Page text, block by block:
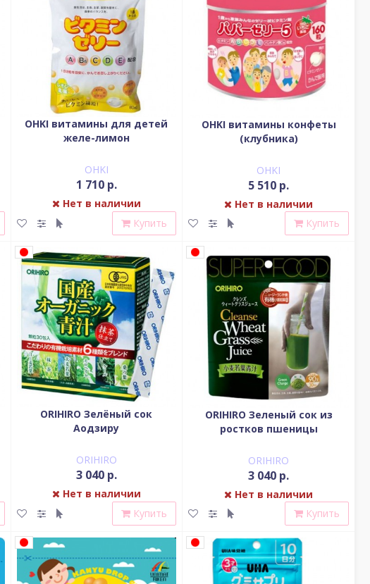
OHKI витамины для детей
желе-лимон
OHKI
1 710 р.
Нет в наличии
Купить
OHKI витамины конфеты
(клубника)
OHKI
5 510 р.
Нет в наличии
Купить
ORIHIRO Зелёный сок
Аодзиру
ORIHIRO
3 040 р.
Нет в наличии
Купить
ORIHIRO Зеленый сок из
ростков пшеницы
ORIHIRO
3 040 р.
Нет в наличии
Купить